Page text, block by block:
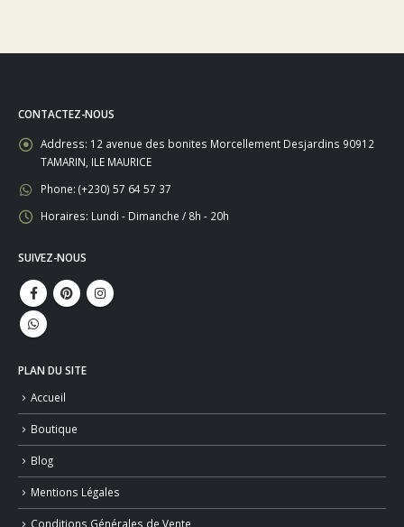
CONTACTEZ-NOUS
Address: 12 avenue des bonites Morcellement Desjardins 90912
TAMARIN, ILE MAURICE
Phone: (+230) 57 64 57 37
Horaires: Lundi - Dimanche / 8h - 20h
SUIVEZ-NOUS
PLAN DU SITE
Accueil
Boutique
Blog
Mentions Légales
Conditions Générales de Vente